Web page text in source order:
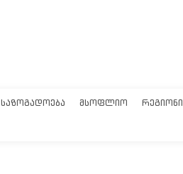
ᲡᲐᲖᲝᲒᲐᲓᲝᲔᲑᲐ ᲛᲡᲝᲤᲚᲘᲝ ᲠᲔᲒᲘᲝᲜᲘ